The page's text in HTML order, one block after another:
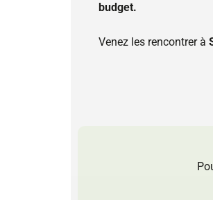
budget.
Venez les rencontrer à